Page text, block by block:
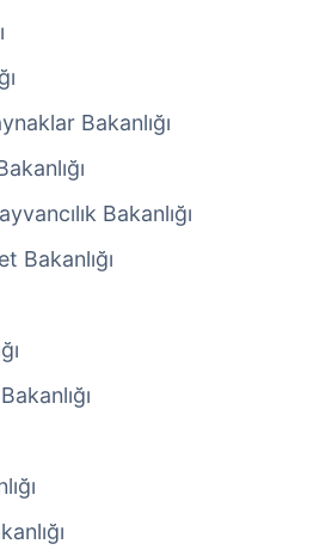
Bakanlığı
Bakanlığı
Bakanlığı